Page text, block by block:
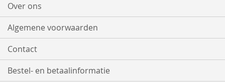
Over ons
Algemene voorwaarden
Contact
Bestel- en betaalinformatie